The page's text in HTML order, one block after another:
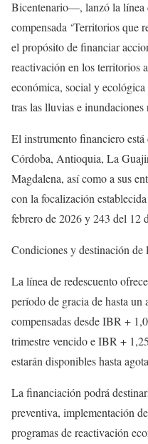
Bicentenario—, lanzó la línea
compensada ‘Territorios que
el propósito de financiar
reactivación en los territorios
económica, social y
tras las lluvias e
El instrumento financiero
Córdoba, Antioquia, La
Magdalena, así como a sus
con la focalización
febrero de 2026 y 243 del 12
Condiciones y destinación de
La línea de redescuento
período de gracia de hasta un
compensadas desdeIBR +
trimestre vencidoeIBR +
estarán disponibles hasta
La financiación podrá
preventiva, implementación
programas de reactivación